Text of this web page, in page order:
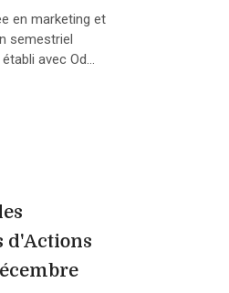
en marketing et
semestriel
avec Od...
d'Actions